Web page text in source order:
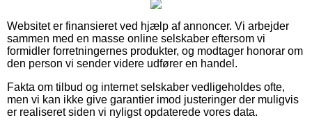
Websitet er finansieret ved hjælp af annoncer. Vi arbejder
sammen med en masse online selskaber eftersom vi
formidler forretningernes produkter, og modtager honorar om
den person vi sender videre udfører en handel.
Fakta om tilbud og internet selskaber vedligeholdes ofte,
men vi kan ikke give garantier imod justeringer der muligvis
er realiseret siden vi nyligst opdaterede vores data.